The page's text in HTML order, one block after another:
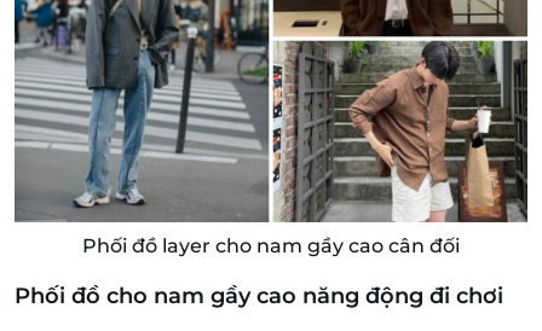
Phối đồ layer cho nam gầy cao cân đối
Phối đồ cho nam gầy cao năng động đi chơi